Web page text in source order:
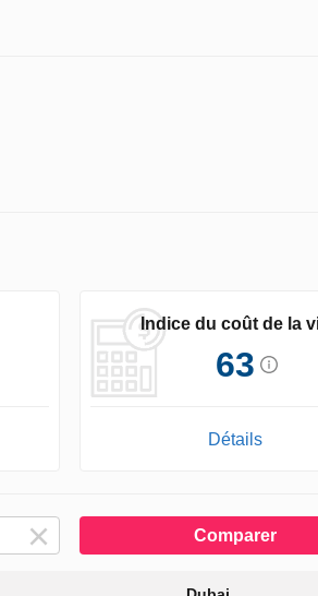
Indice du coût de la
63
Détails
Comparer